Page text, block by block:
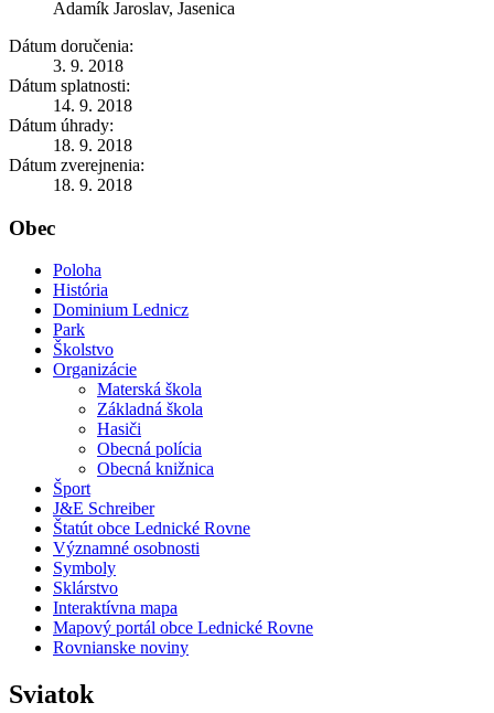
Adamík Jaroslav, Jasenica
Dátum doručenia:
3. 9. 2018
Dátum splatnosti:
14. 9. 2018
Dátum úhrady:
18. 9. 2018
Dátum zverejnenia:
18. 9. 2018
Obec
Poloha
História
Dominium Lednicz
Park
Školstvo
Organizácie
Materská škola
Základná škola
Hasiči
Obecná polícia
Obecná knižnica
Šport
J&E Schreiber
Štatút obce Lednické Rovne
Významné osobnosti
Symboly
Sklárstvo
Interaktívna mapa
Mapový portál obce Lednické Rovne
Rovnianske noviny
Sviatok